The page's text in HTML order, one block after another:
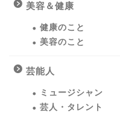
美容＆健康
健康のこと
美容のこと
芸能人
ミュージシャン
芸人・タレント